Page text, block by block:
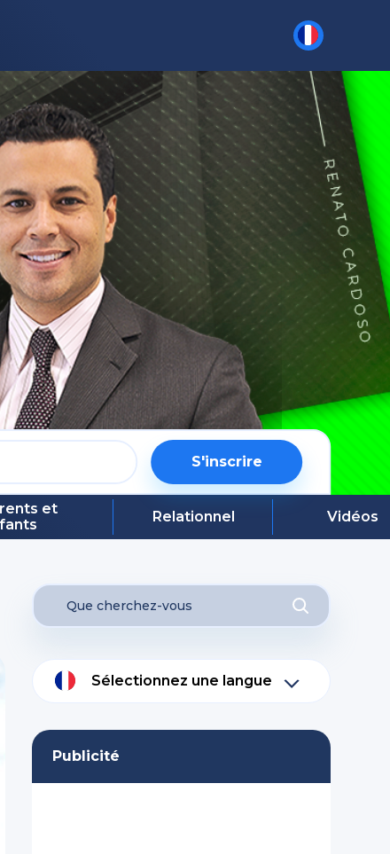
S'inscrire
et
Relationnel Vidéos
Sélectionnez une langue
Publicité